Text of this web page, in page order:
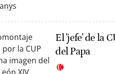
El 'jefe' de la
del Papa